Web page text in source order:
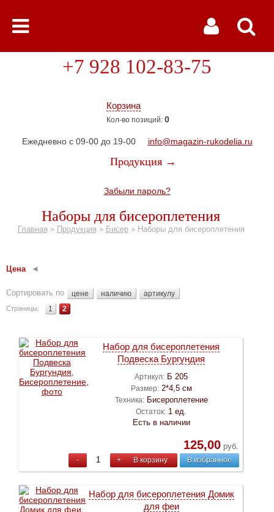
Корзина
Кол-во позиций: 0
+7 928 102-83-75
Ежедневно с 09-00 до 19-00 info@magazin-rukodelia.ru
Продукция →
Забыли пароль?
Наборы для бисероплетения
Главная » Продукция » Бисер» Наборы для бисероплетения
Цена
Сортировать по цене наличию артикулу
Страницы: 1 2
Набор для бисероплетения
Подвеска Бургундия
Артикул: Б 205
Размер: 2*4,5 см
Техника: Бисероплетение
Остаток: 1 ед.
Есть в наличии
125,00руб.
- + В корзину В избранное
Набор для бисероплетения Домик
для феи